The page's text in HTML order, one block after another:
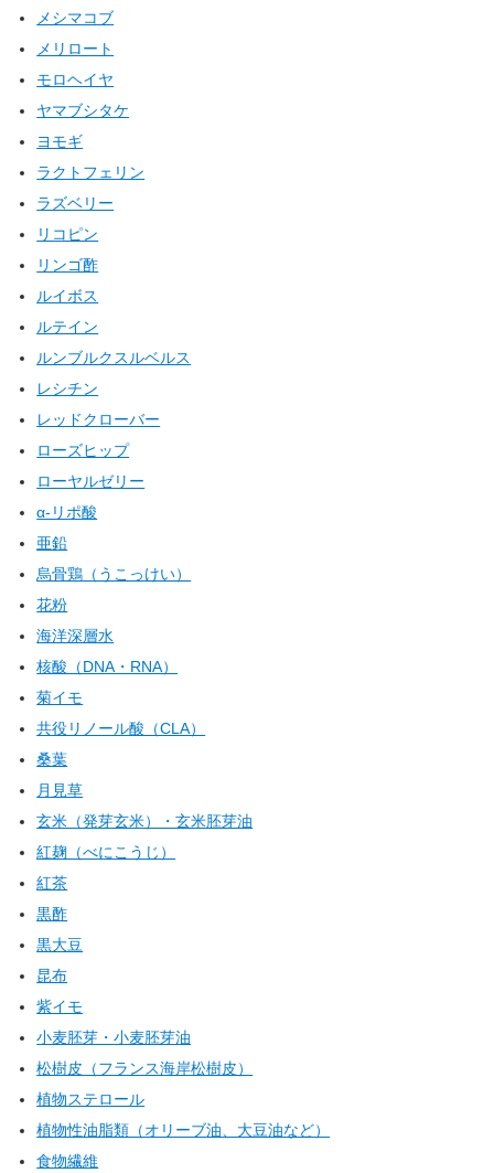
メシマコブ
メリロート
モロヘイヤ
ヤマブシタケ
ヨモギ
ラクトフェリン
ラズベリー
リコピン
リンゴ酢
ルイボス
ルテイン
ルンブルクスルベルス
レシチン
レッドクローバー
ローズヒップ
ローヤルゼリー
α-リポ酸
亜鉛
烏骨鶏（うこっけい）
花粉
海洋深層水
核酸（DNA・RNA）
菊イモ
共役リノール酸（CLA）
桑葉
月見草
玄米（発芽玄米）・玄米胚芽油
紅麹（べにこうじ）
紅茶
黒酢
黒大豆
昆布
紫イモ
小麦胚芽・小麦胚芽油
松樹皮（フランス海岸松樹皮）
植物ステロール
植物性油脂類（オリーブ油、大豆油など）
食物繊維